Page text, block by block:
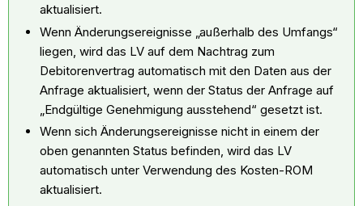
aktualisiert.
Wenn Änderungsereignisse „außerhalb des Umfangs“
liegen, wird das LV auf dem Nachtrag zum
Debitorenvertrag automatisch mit den Daten aus der
Anfrage aktualisiert, wenn der Status der Anfrage auf
„Endgültige Genehmigung ausstehend“ gesetzt ist.
Wenn sich Änderungsereignisse nicht in einem der
oben genannten Status befinden, wird das LV
automatisch unter Verwendung des Kosten-ROM
aktualisiert.